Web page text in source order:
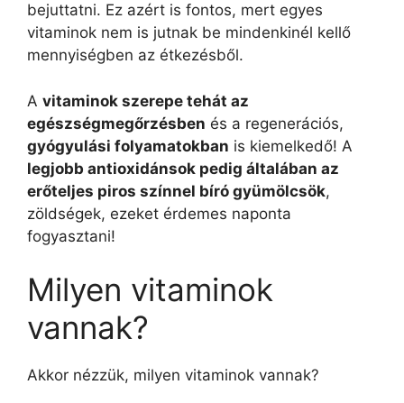
bejuttatni. Ez azért is fontos, mert egyes
vitaminok nem is jutnak be mindenkinél kellő
mennyiségben az étkezésből.
A vitaminok szerepe tehát az
egészségmegőrzésben és a regenerációs,
gyógyulási folyamatokban is kiemelkedő! A
legjobb antioxidánsok pedig általában az
erőteljes piros színnel bíró gyümölcsök,
zöldségek, ezeket érdemes naponta
fogyasztani!
Milyen vitaminok
vannak?
Akkor nézzük, milyen vitaminok vannak?